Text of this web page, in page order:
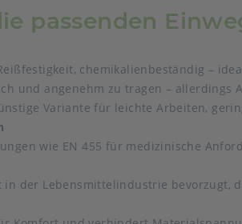
passenden
chemikalienbeständig –
und angenehm zu tragen – allerdings
Variante für leichte Arbeiten,
wie EN 455 für medizinische
in der Lebensmittelindustrie bevorzugt,